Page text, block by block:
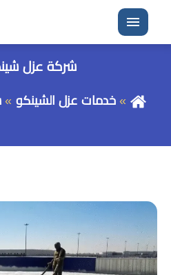
القائمة
شركة عزل
خدمات عزل الشينكو